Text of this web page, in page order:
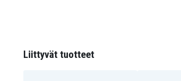
SM-T800 WiFI
Liittyvät tuotteet